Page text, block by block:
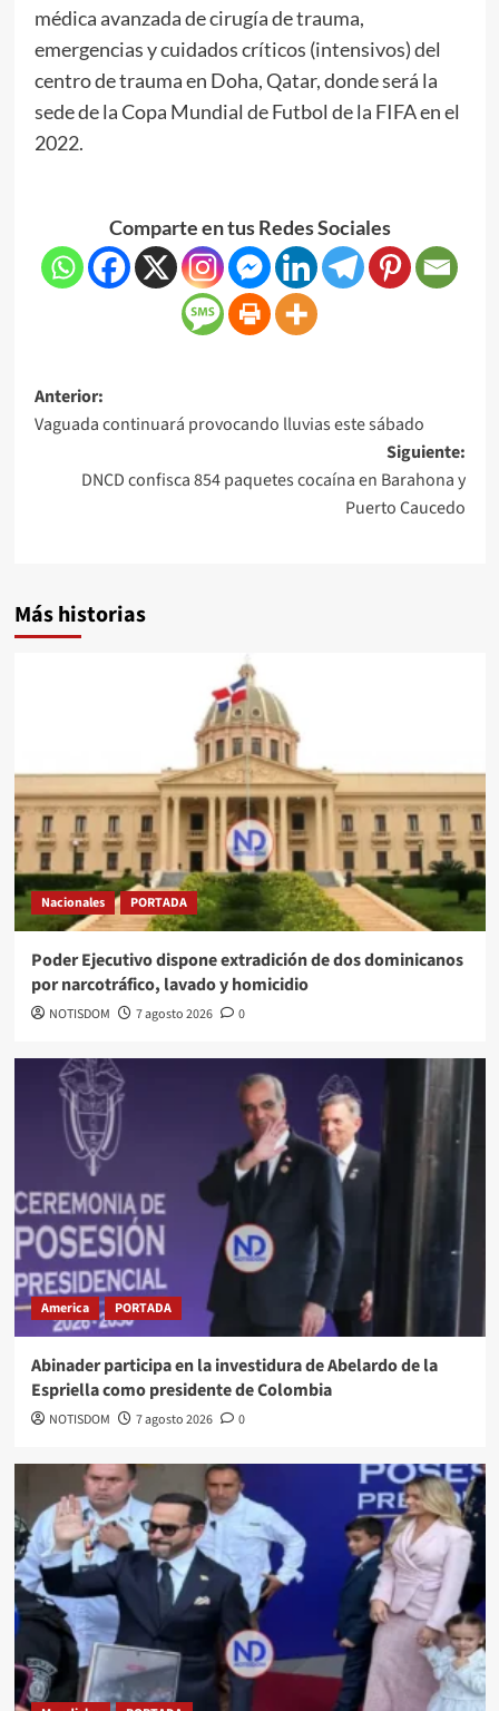
médica avanzada de cirugía de trauma,
emergencias y cuidados críticos (intensivos) del
centro de trauma en Doha, Qatar, donde será la
sede de la Copa Mundial de Futbol de la FIFA en el
2022.
Comparte en tus Redes Sociales
Anterior:
Vaguada continuará provocando lluvias este sábado
Siguiente:
DNCD confisca 854 paquetes cocaína en Barahona y
Puerto Caucedo
Más historias
Nacionales PORTADA
Poder Ejecutivo dispone extradición de dos dominicanos
por narcotráfico, lavado y homicidio
NOTISDOM 7 agosto 2026 0
America PORTADA
Abinader participa en la investidura de Abelardo de la
Espriella como presidente de Colombia
NOTISDOM 7 agosto 2026 0